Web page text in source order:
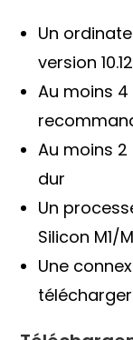
Un
version
Au moins 4
Au moins
dur
Un
Silicon M1/
Une